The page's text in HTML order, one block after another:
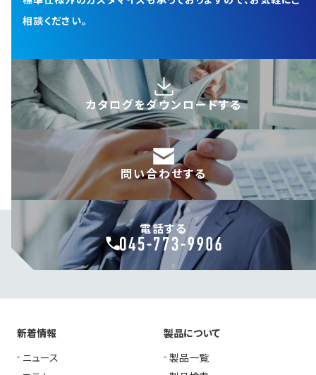
相談ください。
カタログをダウンロードする
問い合わせする
電話する
新着情報
ニュース
製品について
製品一覧